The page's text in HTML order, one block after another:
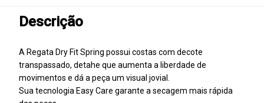
Descrição
A Regata Dry Fit Spring possui costas com decote
transpassado, detahe que aumenta a liberdade de
movimentos e dá a peça um visual jovial.
Sua tecnologia Easy Care garante a secagem mais rápida